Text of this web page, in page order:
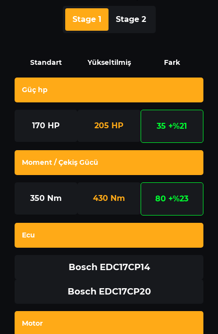
Stage 1 Stage 2
Standart Yükseltilmiş Fark
Güç hp
170 HP 205 HP 35 +%21
Moment / Çekiş Gücü
350 Nm 430 Nm 80 +%23
Ecu
Bosch EDC17CP14
Bosch EDC17CP20
Motor